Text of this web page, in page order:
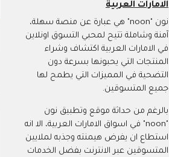
الامارات العربية
نون "noon" هي عبارة عن منصة سهلة،
آمنة وشاملة تتيح لمحبي التسوق اونلاين
في الامارات العربية اكتشاف وشراء
المنتجات التي يحبونها بسرعة دون
التضحية في المميزات التي يطمح لها
جميع المتسوقين.
بالرغم من حداثة موقع وتطبيق نون
"noon" في اسواق الامارات العربية، الا انه
استطاع ان يفرض هيمنته وجذبه لملايين
المتسوقين عبر الانترنت بفضل الخدمات